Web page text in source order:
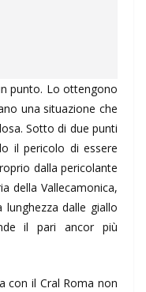
punto. Lo ottengono
una situazione che
Sotto di due punti
il pericolo di essere
dalla pericolante
della Vallecamonica,
dalle giallo
il pari ancor più
con il Cral Roma non